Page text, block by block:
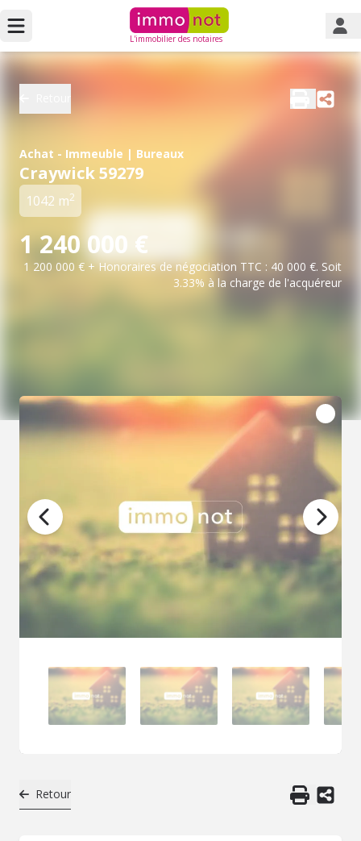
L'immobilier des notaires
Achat - Immeuble | Bureaux
Craywick 59279
1042 m2
1 240 000 €
1 200 000 € + Honoraires de négociation TTC : 40 000 €. Soit
3.33% à la charge de l'acquéreur
Retour